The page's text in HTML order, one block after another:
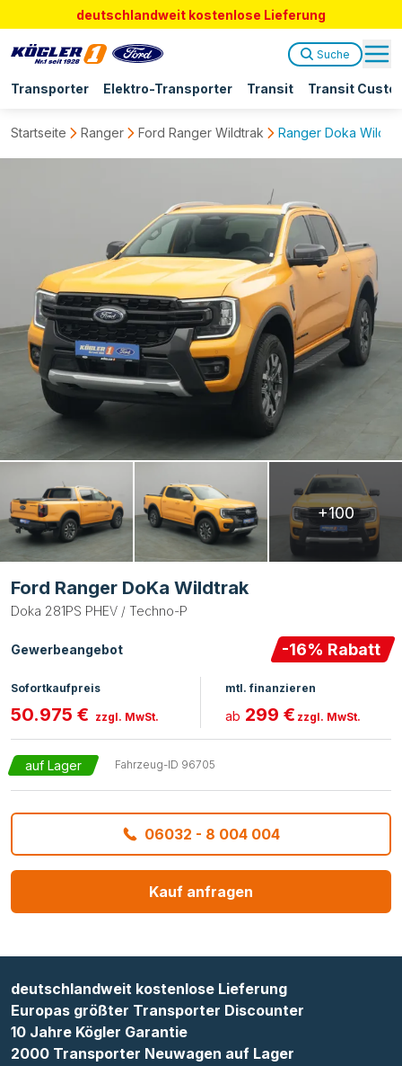
deutschlandweit kostenlose Lieferung
Transporter Elektro-Transporter Transit Transit
Suche
Startseite Ranger Ford Ranger Wildtrak Ranger Doka
+100
Ford Ranger DoKa Wildtrak
Doka 281PS PHEV / Techno-P
Gewerbeangebot -16% Rabatt
Sofortkaufpreis
50.975 € zzgl. MwSt.
mtl. finanzieren
ab 299 € zzgl. MwSt.
auf Lager Fahrzeug-ID 96705
06032 - 8 004 004
Kauf anfragen
deutschlandweit kostenlose Lieferung
Europas größter Transporter Discounter
10 Jahre Kögler Garantie
2000 Transporter Neuwagen auf Lager